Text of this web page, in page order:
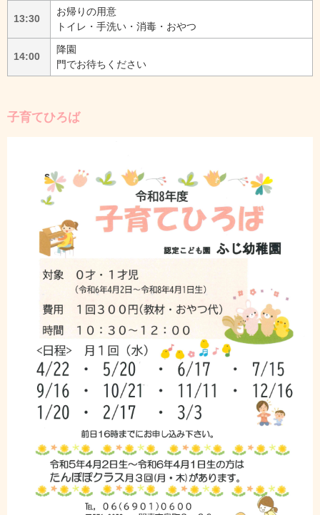
13:30
お帰りの用意
トイレ・手洗い・消毒・おやつ
14:00
降園
門でお待ちください
子育てひろば